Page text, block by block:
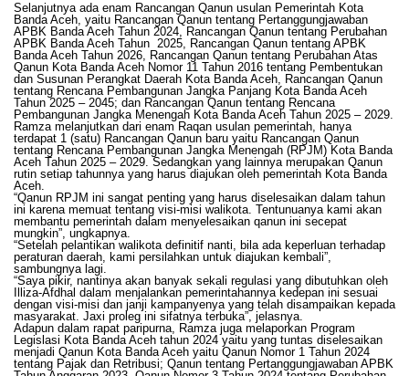
Selanjutnya ada enam Rancangan Qanun usulan Pemerintah Kota
Banda Aceh, yaitu Rancangan Qanun tentang Pertanggungjawaban
APBK Banda Aceh Tahun 2024, Rancangan Qanun tentang Perubahan
APBK Banda Aceh Tahun 2025, Rancangan Qanun tentang APBK
Banda Aceh Tahun 2026, Rancangan Qanun tentang Perubahan Atas
Qanun Kota Banda Aceh Nomor 11 Tahun 2016 tentang Pembentukan
dan Susunan Perangkat Daerah Kota Banda Aceh, Rancangan Qanun
tentang Rencana Pembangunan Jangka Panjang Kota Banda Aceh
Tahun 2025 – 2045; dan Rancangan Qanun tentang Rencana
Pembangunan Jangka Menengah Kota Banda Aceh Tahun 2025 – 2029.
Ramza melanjutkan dari enam Raqan usulan pemerintah, hanya
terdapat 1 (satu) Rancangan Qanun baru yaitu Rancangan Qanun
tentang Rencana Pembangunan Jangka Menengah (RPJM) Kota Banda
Aceh Tahun 2025 – 2029. Sedangkan yang lainnya merupakan Qanun
rutin setiap tahunnya yang harus diajukan oleh pemerintah Kota Banda
Aceh.
“Qanun RPJM ini sangat penting yang harus diselesaikan dalam tahun
ini karena memuat tentang visi-misi walikota. Tentunuanya kami akan
membantu pemerintah dalam menyelesaikan qanun ini secepat
mungkin”, ungkapnya.
“Setelah pelantikan walikota definitif nanti, bila ada keperluan terhadap
peraturan daerah, kami persilahkan untuk diajukan kembali”,
sambungnya lagi.
“Saya pikir, nantinya akan banyak sekali regulasi yang dibutuhkan oleh
Illiza-Afdhal dalam menjalankan pemerintahannya kedepan ini sesuai
dengan visi-misi dan janji kampanyenya yang telah disampaikan kepada
masyarakat. Jaxi proleg ini sifatnya terbuka”, jelasnya.
Adapun dalam rapat paripurna, Ramza juga melaporkan Program
Legislasi Kota Banda Aceh tahun 2024 yaitu yang tuntas diselesaikan
menjadi Qanun Kota Banda Aceh yaitu Qanun Nomor 1 Tahun 2024
tentang Pajak dan Retribusi; Qanun tentang Pertanggungjawaban APBK